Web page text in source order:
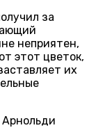
за
неприятен,
этот цветок,
их